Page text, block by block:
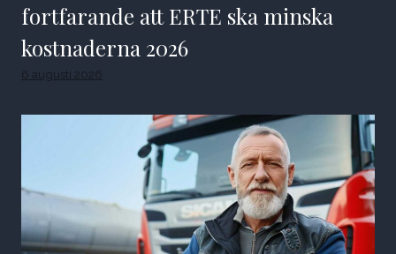
fortfarande att ERTE ska minska
kostnaderna 2026
6 augusti 2026